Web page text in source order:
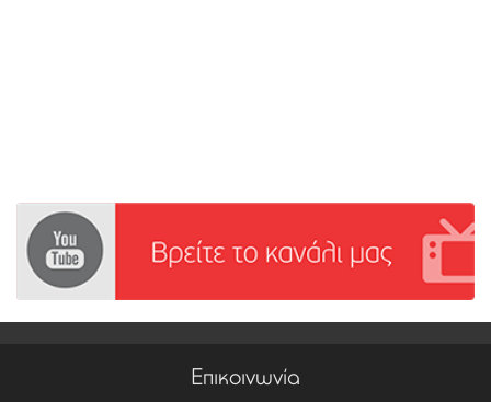
Επικοινωνία